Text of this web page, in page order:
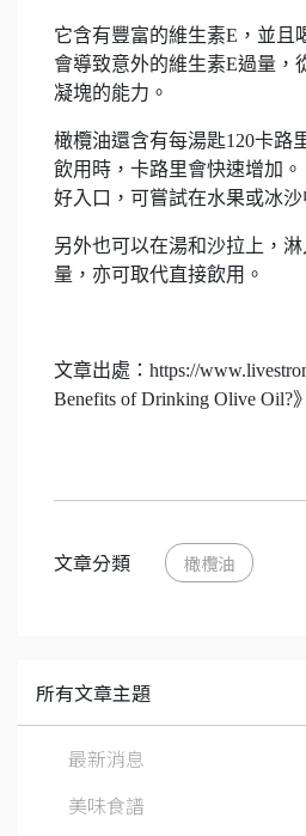
它含有豐富的維生素E，並且
會導致意外的維生素E過量，
凝塊的能力。
橄欖油還含有每湯匙120卡路
飲用時，卡路里會快速增加
好入口，可嘗試在水果或冰沙
另外也可以在湯和沙拉上，
量，亦可取代直接飲用。
文章出處：https://
Benefits of Drinking Olive Oil?》
文章分類 橄欖油
所有文章主題
最新消息
美味食譜